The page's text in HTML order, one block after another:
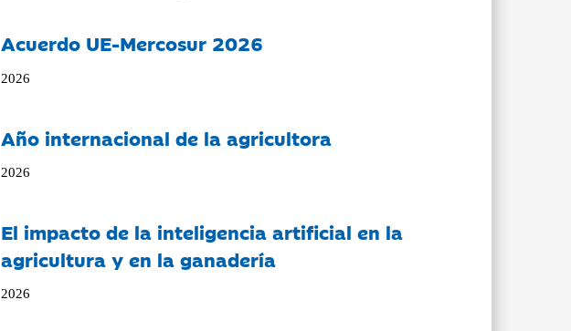
Acuerdo UE-Mercosur 2026
2026
Año internacional de la agricultora
2026
El impacto de la inteligencia artificial en la
agricultura y en la ganadería
2026